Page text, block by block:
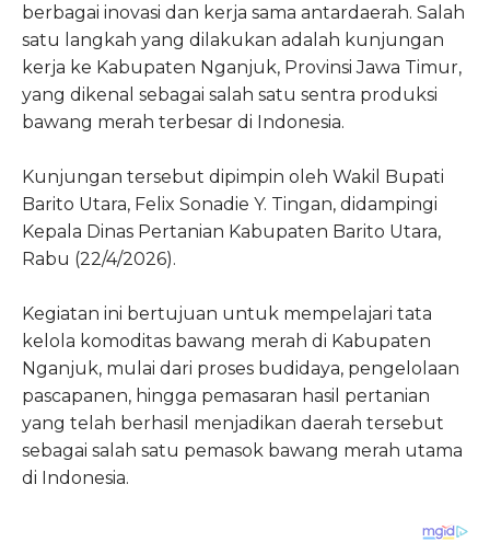
berbagai inovasi dan kerja sama antardaerah. Salah
satu langkah yang dilakukan adalah kunjungan
kerja ke Kabupaten Nganjuk, Provinsi Jawa Timur,
yang dikenal sebagai salah satu sentra produksi
bawang merah terbesar di Indonesia.
Kunjungan tersebut dipimpin oleh Wakil Bupati
Barito Utara, Felix Sonadie Y. Tingan, didampingi
Kepala Dinas Pertanian Kabupaten Barito Utara,
Rabu (22/4/2026).
Kegiatan ini bertujuan untuk mempelajari tata
kelola komoditas bawang merah di Kabupaten
Nganjuk, mulai dari proses budidaya, pengelolaan
pascapanen, hingga pemasaran hasil pertanian
yang telah berhasil menjadikan daerah tersebut
sebagai salah satu pemasok bawang merah utama
di Indonesia.